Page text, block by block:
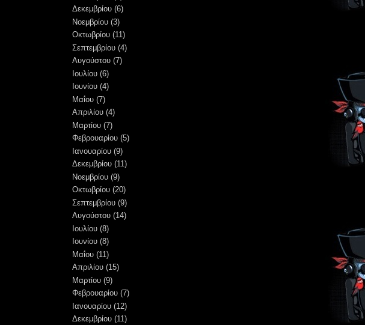
Δεκεμβρίου (6)
Νοεμβρίου (3)
Οκτωβρίου (11)
Σεπτεμβρίου (4)
Αυγούστου (7)
Ιουλίου (6)
Ιουνίου (4)
Μαΐου (7)
Απριλίου (4)
Μαρτίου (7)
Φεβρουαρίου (5)
Ιανουαρίου (9)
Δεκεμβρίου (11)
Νοεμβρίου (9)
Οκτωβρίου (20)
Σεπτεμβρίου (9)
Αυγούστου (14)
Ιουλίου (8)
Ιουνίου (8)
Μαΐου (11)
Απριλίου (15)
Μαρτίου (9)
Φεβρουαρίου (7)
Ιανουαρίου (12)
Δεκεμβρίου (11)